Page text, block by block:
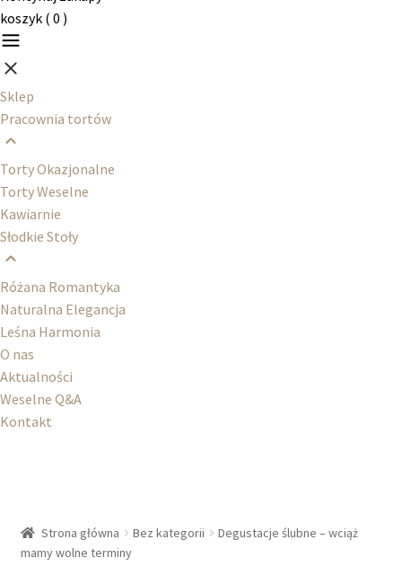
koszyk ( 0 )
Sklep
Pracownia tortów
Torty Okazjonalne
Torty Weselne
Kawiarnie
Słodkie Stoły
Różana Romantyka
Naturalna Elegancja
Leśna Harmonia
O nas
Aktualności
Weselne Q&A
Kontakt
Strona główna Bez kategorii
Degustacje ślubne – wciąż
mamy wolne terminy